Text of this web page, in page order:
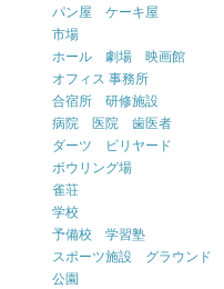
パン屋 ケーキ屋
市場
ホール 劇場 映画館
オフィス 事務所
合宿所 研修施設
病院 医院 歯医者
ダーツ ビリヤード
ボウリング場
雀荘
学校
予備校 学習塾
スポーツ施設 グラウンド
公園